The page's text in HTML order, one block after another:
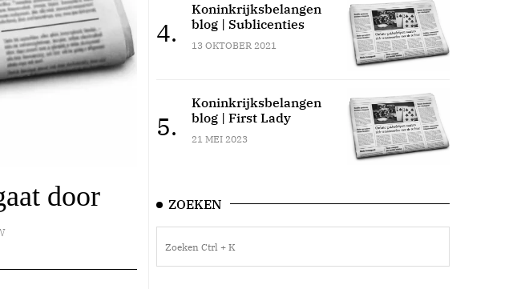
door
4.
Koninkrijksbelangen
blog | Sublicenties
13 OKTOBER 2021
5.
Koninkrijksbelangen
blog | First Lady
21 MEI 2023
ZOEKEN